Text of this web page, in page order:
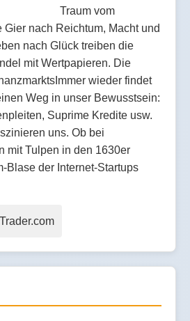
Traum vom
nach Reichtum, Macht und
nach Glück treiben die
mit Wertpapieren. Die
wieder findet
Weg in unser Bewusstsein:
Suprime Kredite usw.
uns. Ob bei
mit Tulpen in den 1630er
Blase der Internet-Startups